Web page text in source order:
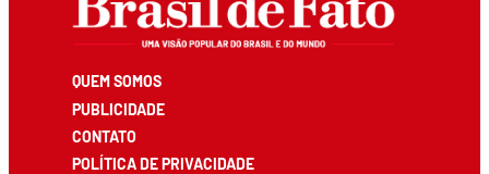
QUEM SOMOS
PUBLICIDADE
CONTATO
POLÍTICA DE PRIVACIDADE